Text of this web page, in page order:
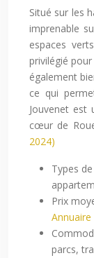
Situé sur les
imprenable
espaces
privilégié
également
ce qui
Jouvenet est
cœur de
2024)
Types
Prix
parcs,